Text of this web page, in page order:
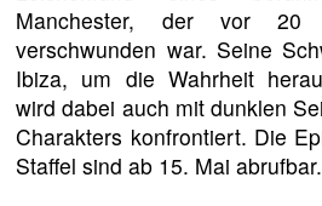
Manchester, der vor 20
verschwunden war. Seine
Ibiza, um die Wahrheit
wird dabei auch mit dunklen
Charakters konfrontiert. Die
Staffel sind ab 15. Mai abrufbar.